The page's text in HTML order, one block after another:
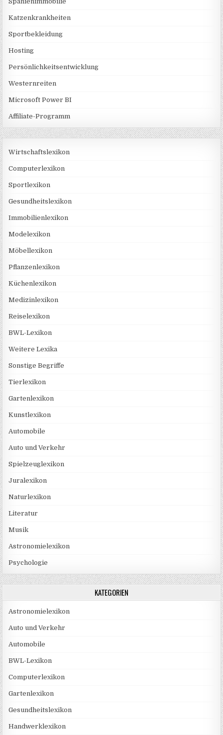
Katzenkrankheiten
Sportbekleidung
Hosting
Persönlichkeitsentwicklung
Westernreiten
Microsoft Power BI
Affiliate-Programm
Wirtschaftslexikon
Computerlexikon
Sportlexikon
Gesundheitslexikon
Immobilienlexikon
Modelexikon
Möbellexikon
Pflanzenlexikon
Küchenlexikon
Medizinlexikon
Reiselexikon
BWL-Lexikon
Weitere Lexika
Sonstige Begriffe
Tierlexikon
Gartenlexikon
Kunstlexikon
Automobile
Auto und Verkehr
Spielzeuglexikon
Juralexikon
Naturlexikon
Literatur
Musik
Astronomielexikon
Psychologie
KATEGORIEN
Astronomielexikon
Auto und Verkehr
Automobile
BWL-Lexikon
Computerlexikon
Gartenlexikon
Gesundheitslexikon
Handwerklexikon